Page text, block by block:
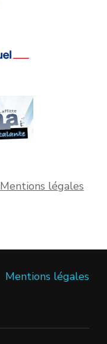
Mentions légales
Mentions légales